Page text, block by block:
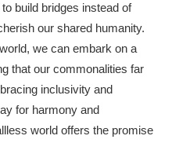
build bridges instead of
our shared humanity.
we can embark on a
that our commonalities far
inclusivity and
for harmony and
world offers the promise